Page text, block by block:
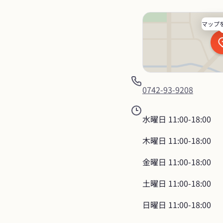
マップ
0742-93-9208
水曜日 11:00-18:00
木曜日 11:00-18:00
金曜日 11:00-18:00
土曜日 11:00-18:00
日曜日 11:00-18:00